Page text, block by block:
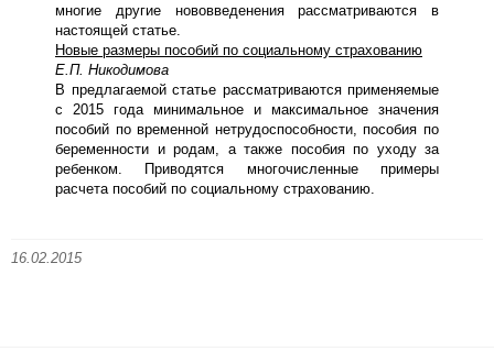
многие другие нововведенения рассматриваются в
настоящей статье.
Новые размеры пособий по социальному страхованию
Е.П. Никодимова
В предлагаемой статье рассматриваются применяемые
с 2015 года минимальное и максимальное значения
пособий по временной нетрудоспособности, пособия по
беременности и родам, а также пособия по уходу за
ребенком. Приводятся многочисленные примеры
расчета пособий по социальному страхованию.
16.02.2015